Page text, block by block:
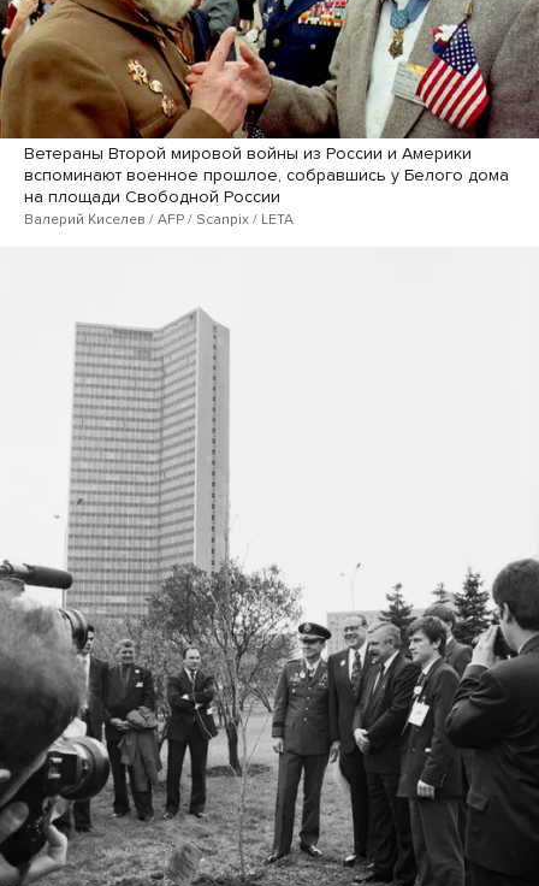
Ветераны Второй мировой войны из России и Америки
вспоминают военное прошлое, собравшись у Белого дома
на площади Свободной России
Валерий Киселев / AFP / Scanpix / LETA